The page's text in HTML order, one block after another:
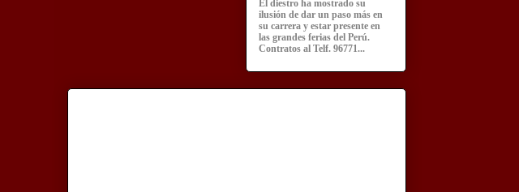
El diestro ha mostrado su
ilusión de dar un paso más en
su carrera y estar presente en
las grandes ferias del Perú.
Contratos al Telf. 96771...